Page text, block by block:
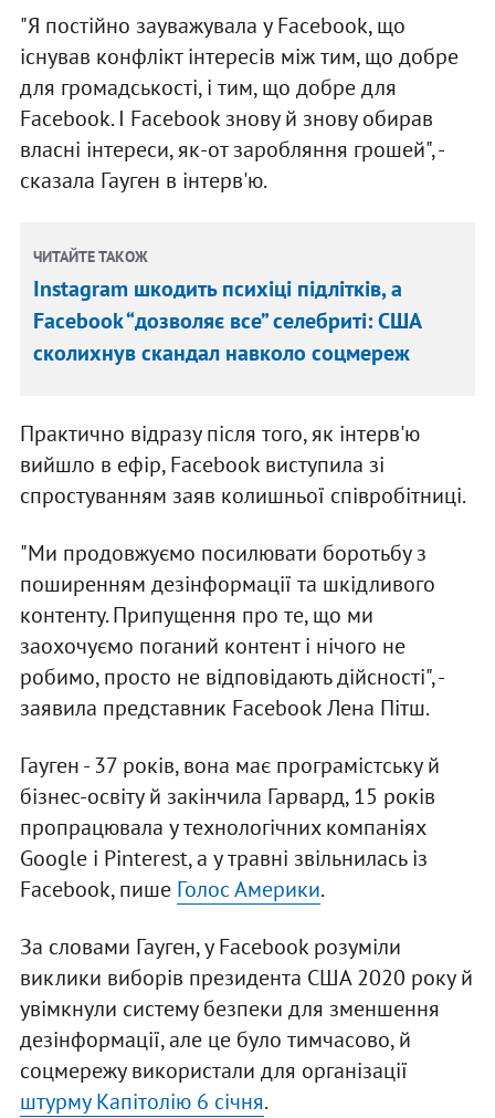
"Я постійно зауважувала у Facebook, що
існував конфлікт інтересів між тим, що добре
для громадськості, і тим, що добре для
Facebook. І Facebook знову й знову обирав
власні інтереси, як-от заробляння грошей", -
сказала Гауген в інтерв'ю.
ЧИТАЙТЕ ТАКОЖ
Instagram шкодить психіці підлітків, а
Facebook “дозволяє все” селебриті: США
сколихнув скандал навколо соцмереж
Практично відразу після того, як інтерв'ю
вийшло в ефір, Facebook виступила зі
спростуванням заяв колишньої співробітниці.
"Ми продовжуємо посилювати боротьбу з
поширенням дезінформації та шкідливого
контенту. Припущення про те, що ми
заохочуємо поганий контент і нічого не
робимо, просто не відповідають дійсності", -
заявила представник Facebook Лена Пітш.
Гауген - 37 років, вона має програмістську й
бізнес-освіту й закінчила Гарвард, 15 років
пропрацювала у технологічних компаніях
Google і Pinterest, а у травні звільнилась із
Facebook, пише Голос Америки.
За словами Гауген, у Facebook розуміли
виклики виборів президента США 2020 року й
увімкнули систему безпеки для зменшення
дезінформації, але це було тимчасово, й
соцмережу використали для організації
штурму Капітолію 6 січня.